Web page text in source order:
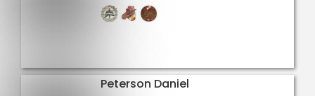
Peterson Daniel